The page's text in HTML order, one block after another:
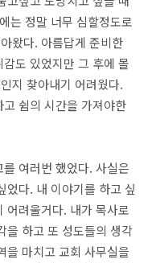
는 정말 너무 심할정도로
왔다. 아름답게 준비한
도 있었지만 그 후에 몰
지 찾아내기 어려웠다.
쉼의 시간을 가져야한
여러번 했었다. 사실은
었다. 내 이야기를 하고 싶
어려울거다. 내가 목사로
을 하고 또 성도들의 생각
을 마치고 교회 사무실을